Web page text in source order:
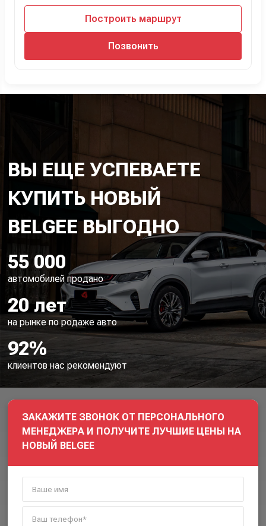
Построить маршрут
Позвонить
ЗАКАЖИТЕ ЗВОНОК ОТ ПЕРСОНАЛЬНОГО
МЕНЕДЖЕРА И ПОЛУЧИТЕ ЛУЧШИЕ ЦЕНЫ НА
НОВЫЙ BELGEE
ВЫ ЕЩЕ УСПЕВАЕТЕ
КУПИТЬ НОВЫЙ
BELGEE ВЫГОДНО
55 000
автомобилей продано
20 лет
на рынке по родаже авто
92%
клиентов нас рекомендуют